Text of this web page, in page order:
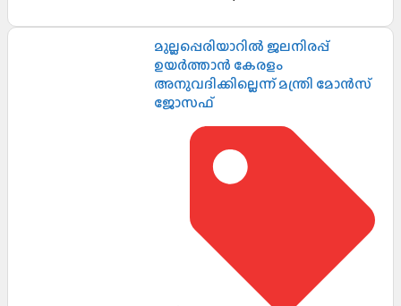
മുല്ലപ്പെരിയാറിൽ ജലനിരപ്പ്
ഉയർത്താൻ കേരളം
അനുവദിക്കില്ലെന്ന് മന്ത്രി മോൻസ്
ജോസഫ്